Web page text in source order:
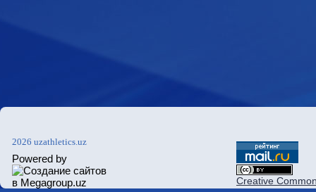
2026 uzathletics.uz
Powered by
Creative